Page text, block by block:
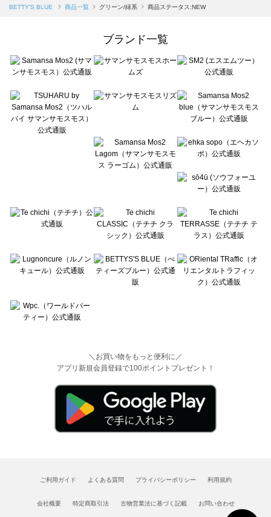
Samansa Mos2 blue（サマンサモスモス ブルー）の一覧
Te chichi（テチチ）の一覧
Te chichi CLASSIC（テチチ クラシック）の一覧
Lugnoncure（ルノンキュール）の一覧
BETTY'S BLUE（べティーズブルー）の一覧
Wpc.（ワールドパーティー）の一覧
BETTY'S BLUE 商品一覧 グリーン/緑系 商品ステータス:NEW
ブランド一覧
＼お買い物をもっと便利に／
アプリ新規会員登録で100ポイントプレゼント！
ご利用ガイド よくある質問 プライバシーポリシー 利用規約
会社概要 特定商取引法 古物営業法に基づく記載 お問い合わせ